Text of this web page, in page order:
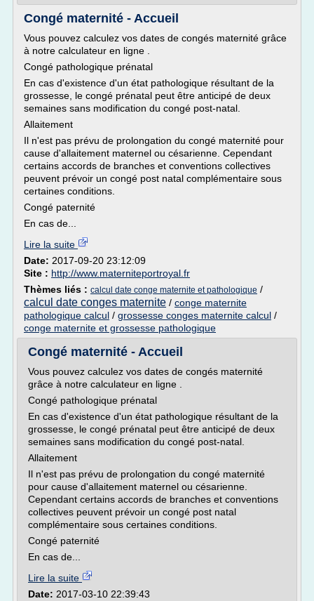
Congé maternité - Accueil
Vous pouvez calculez vos dates de congés maternité grâce
à notre calculateur en ligne .
Congé pathologique prénatal
En cas d'existence d'un état pathologique résultant de la
grossesse, le congé prénatal peut être anticipé de deux
semaines sans modification du congé post-natal.
Allaitement
Il n'est pas prévu de prolongation du congé maternité pour
cause d'allaitement maternel ou césarienne. Cependant
certains accords de branches et conventions collectives
peuvent prévoir un congé post natal complémentaire sous
certaines conditions.
Congé paternité
En cas de...
Lire la suite
Date: 2017-09-20 23:12:09
Site : http://www.materniteportroyal.fr
Thèmes liés : calcul date conge maternite et pathologique /
calcul date conges maternite / conge maternite
pathologique calcul / grossesse conges maternite calcul /
conge maternite et grossesse pathologique
Congé maternité - Accueil
Vous pouvez calculez vos dates de congés maternité
grâce à notre calculateur en ligne .
Congé pathologique prénatal
En cas d'existence d'un état pathologique résultant de la
grossesse, le congé prénatal peut être anticipé de deux
semaines sans modification du congé post-natal.
Allaitement
Il n'est pas prévu de prolongation du congé maternité
pour cause d'allaitement maternel ou césarienne.
Cependant certains accords de branches et conventions
collectives peuvent prévoir un congé post natal
complémentaire sous certaines conditions.
Congé paternité
En cas de...
Lire la suite
Date: 2017-03-10 22:39:43